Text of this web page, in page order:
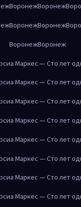
ВоронежВоронеж
ВоронежВоронеж
ВоронежВоронеж
Маркес — Сто лет
Маркес — Сто лет
Маркес — Сто лет
Маркес — Сто лет
Маркес — Сто лет
Маркес — Сто лет
Маркес — Сто лет
Маркес — Сто лет